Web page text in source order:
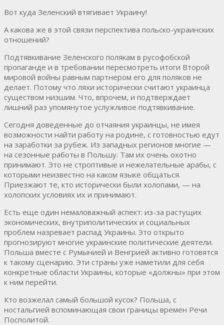
Вот куда Зеленский втягивает Украину!
А какова же в этой связи перспектива польско-украинских
отношений?
Подтявкивание Зеленского полякам в русофобской
пропаганде и в требовании пересмотреть итоги Второй
мировой войны равным партнером его для поляков не
делает. Потому что ляхи исторически считают украинца
существом низшим. Что, впрочем, и подтверждает
лишний раз упомянутое услужливое подтявкивание.
Сегодня доведенные до отчаяния украинцы, не имея
возможности найти работу на родине, с готовностью едут
на заработки за рубеж. Из западных регионов многие —
на сезонные работы в Польшу. Там их очень охотно
принимают. Это не строптивые и нежелательные арабы, с
которыми неизвестно на каком языке общаться.
Приезжают те, кто исторически были холопами, — на
холопских условиях их и принимают.
Есть еще один немаловажный аспект: из-за растущих
экономических, внутриполитических и социальных
проблем назревает распад Украины. Это открыто
прогнозируют многие украинские политические деятели.
Польша вместе с Румынией и Венгрией активно готовятся
к такому сценарию. Эти страны уже наметили для себя
конкретные области Украины, которые «должны» при этом
к ним перейти.
Кто возжелал самый большой кусок? Польша, с
ностальгией вспоминающая свои границы времен Речи
Посполитой.